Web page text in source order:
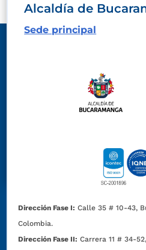
Alcaldía de
Sede principal
Dirección Fase I: Calle 35 # 10-43,
Colombia.
Dirección Fase II: Carrera 11 # 34-